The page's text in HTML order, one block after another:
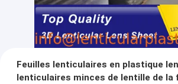
Feuilles lenticulaires en plastique
lenticulaires minces de lentille de la